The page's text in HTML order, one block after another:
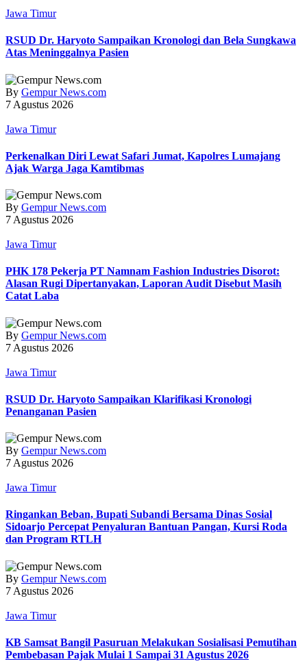
Jawa Timur
RSUD Dr. Haryoto Sampaikan Kronologi dan Bela Sungkawa
Atas Meninggalnya Pasien
By Gempur News.com
7 Agustus 2026
Jawa Timur
Perkenalkan Diri Lewat Safari Jumat, Kapolres Lumajang
Ajak Warga Jaga Kamtibmas
By Gempur News.com
7 Agustus 2026
Jawa Timur
PHK 178 Pekerja PT Namnam Fashion Industries Disorot:
Alasan Rugi Dipertanyakan, Laporan Audit Disebut Masih
Catat Laba
By Gempur News.com
7 Agustus 2026
Jawa Timur
RSUD Dr. Haryoto Sampaikan Klarifikasi Kronologi
Penanganan Pasien
By Gempur News.com
7 Agustus 2026
Jawa Timur
Ringankan Beban, Bupati Subandi Bersama Dinas Sosial
Sidoarjo Percepat Penyaluran Bantuan Pangan, Kursi Roda
dan Program RTLH
By Gempur News.com
7 Agustus 2026
Jawa Timur
KB Samsat Bangil Pasuruan Melakukan Sosialisasi Pemutihan
Pembebasan Pajak Mulai 1 Sampai 31 Agustus 2026